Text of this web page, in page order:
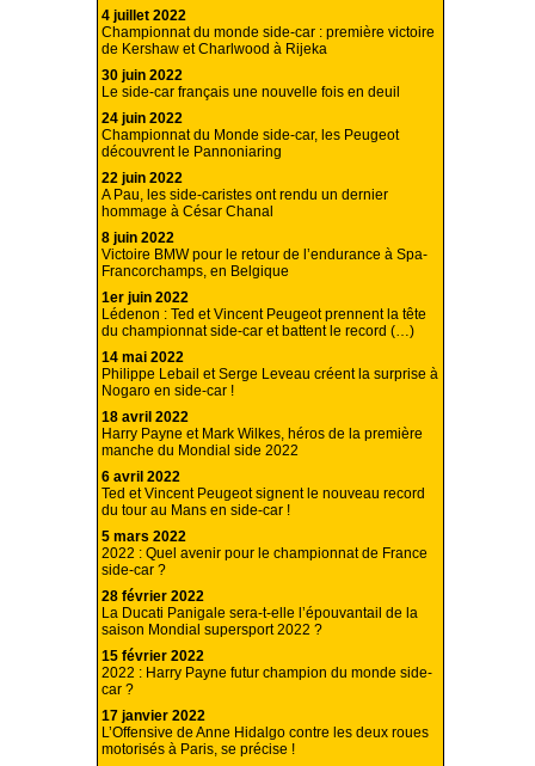
4 juillet 2022
Championnat du monde side-car : première victoire
de Kershaw et Charlwood à Rijeka
30 juin 2022
Le side-car français une nouvelle fois en deuil
24 juin 2022
Championnat du Monde side-car, les Peugeot
découvrent le Pannoniaring
22 juin 2022
A Pau, les side-caristes ont rendu un dernier
hommage à César Chanal
8 juin 2022
Victoire BMW pour le retour de l’endurance à Spa-
Francorchamps, en Belgique
1er juin 2022
Lédenon : Ted et Vincent Peugeot prennent la tête
du championnat side-car et battent le record (…)
14 mai 2022
Philippe Lebail et Serge Leveau créent la surprise à
Nogaro en side-car !
18 avril 2022
Harry Payne et Mark Wilkes, héros de la première
manche du Mondial side 2022
6 avril 2022
Ted et Vincent Peugeot signent le nouveau record
du tour au Mans en side-car !
5 mars 2022
2022 : Quel avenir pour le championnat de France
side-car ?
28 février 2022
La Ducati Panigale sera-t-elle l’épouvantail de la
saison Mondial supersport 2022 ?
15 février 2022
2022 : Harry Payne futur champion du monde side-
car ?
17 janvier 2022
L’Offensive de Anne Hidalgo contre les deux roues
motorisés à Paris, se précise !